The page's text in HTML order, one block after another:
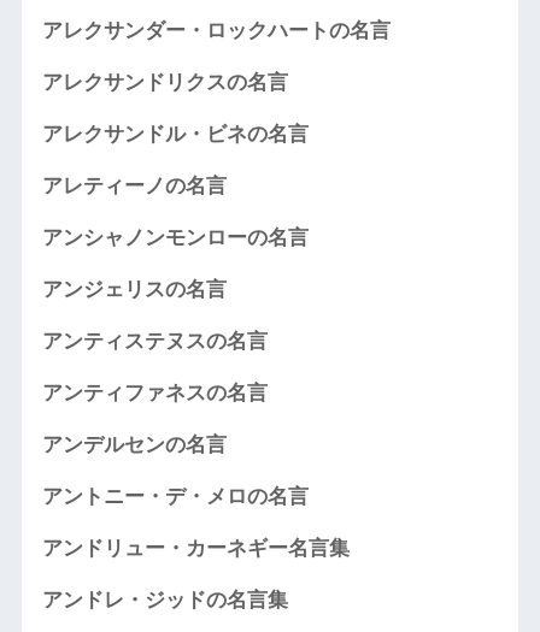
アレクサンダー・ロックハートの名言
アレクサンドリクスの名言
アレクサンドル・ビネの名言
アレティーノの名言
アンシャノンモンローの名言
アンジェリスの名言
アンティステヌスの名言
アンティファネスの名言
アンデルセンの名言
アントニー・デ・メロの名言
アンドリュー・カーネギー名言集
アンドレ・ジッドの名言集